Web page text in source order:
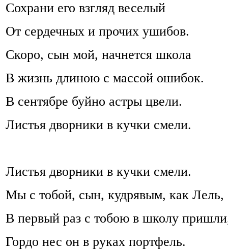
Сохрани его взгляд веселый
От сердечных и прочих ушибов.
Скоро, сын мой, начнется школа
В жизнь длиною с массой ошибок.
В сентябре буйно астры цвели.
Листья дворники в кучки смели.
Листья дворники в кучки смели.
Мы с тобой, сын, кудрявым, как Лель,
В первый раз с тобою в школу
Гордо нес он в руках портфель.